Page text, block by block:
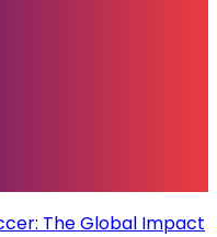
The Global Impact